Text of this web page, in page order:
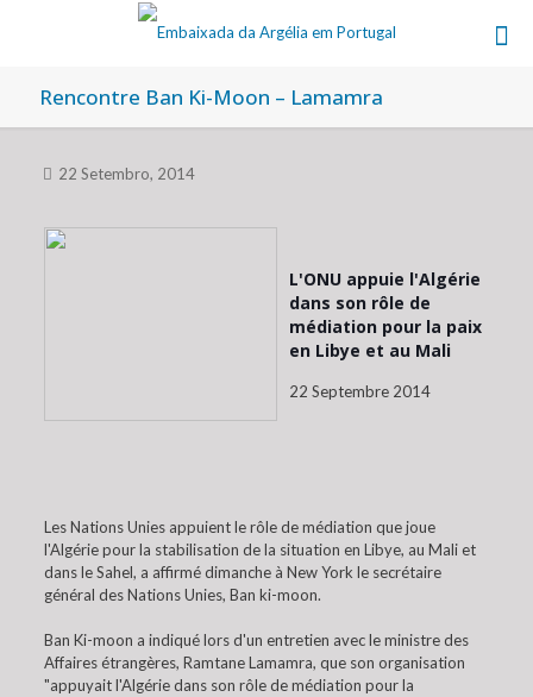
Rencontre Ban Ki-Moon – Lamamra
22 Setembro, 2014
L'ONU appuie l'Algérie
dans son rôle de
médiation pour la paix
en Libye et au Mali
22 Septembre 2014
Les Nations Unies appuient le rôle de médiation que joue
l'Algérie pour la stabilisation de la situation en Libye, au Mali et
dans le Sahel, a affirmé dimanche à New York le secrétaire
général des Nations Unies, Ban ki-moon.
Ban Ki-moon a indiqué lors d'un entretien avec le ministre des
Affaires étrangères, Ramtane Lamamra, que son organisation
"appuyait l'Algérie dans son rôle de médiation pour la